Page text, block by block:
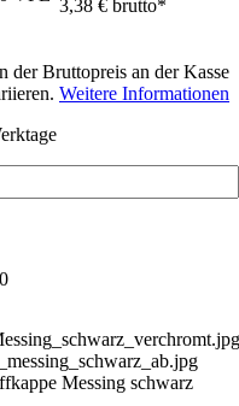
3,38 €brutto*
der Bruttopreis an der Kasse
Weitere Informationen
Messing schwarz